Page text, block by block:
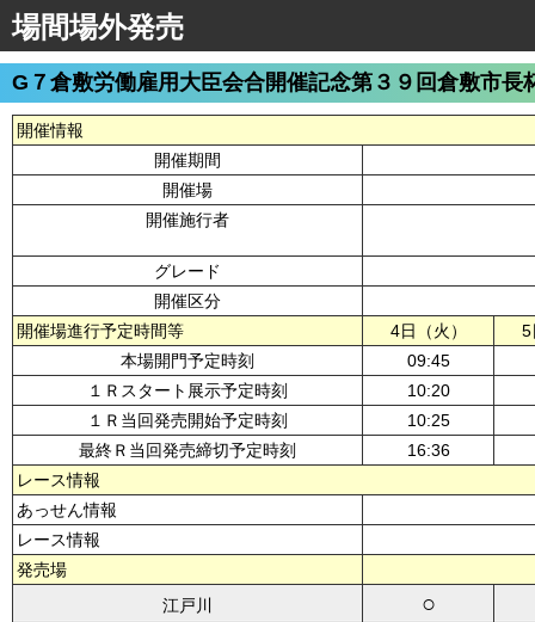
場間場外発売
G７倉敷労働雇用大臣会合開催記念第３９回倉敷市長
開催情報
開催期間
開催場
開催施行者
グレード
開催区分
開催場進行予定時間等
4日（火）
5
本場開門予定時刻
09:45
１Ｒスタート展示予定時刻
10:20
１Ｒ当回発売開始予定時刻
10:25
最終Ｒ当回発売締切予定時刻
16:36
レース情報
あっせん情報
レース情報
発売場
江戸川
○